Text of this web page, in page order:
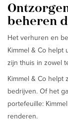
beheren
Het verhuren en
Kimmel & Co helpt
zijn thuis in zowel
Kimmel & Co helpt
bedrijven. Of het
portefeuille:
renderen.